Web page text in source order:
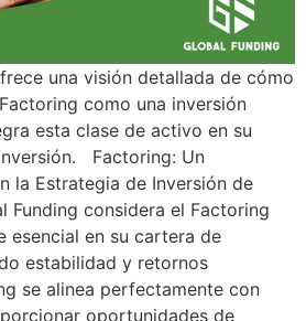
una visión detallada de cómo
como una inversión
esta clase de activo en su
Factoring: Un
la Estrategia de Inversión de
Funding considera el Factoring
esencial en su cartera de
estabilidad y retornos
se alinea perfectamente con
oportunidades de